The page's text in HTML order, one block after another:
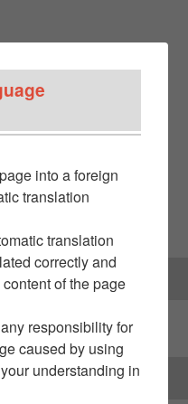
into a foreign
translation
translation
correctly and
of the page
responsibility for
caused by using
understanding in